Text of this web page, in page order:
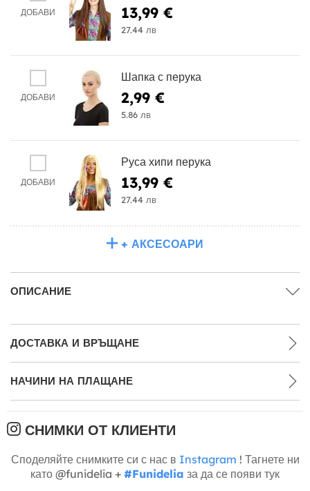
ДОБАВИ 13,99 €
27.44 лв
ДОБАВИ
Шапка с перука
2,99 €
5.86 лв
ДОБАВИ
Руса хипи перука
13,99 €
27.44 лв
+ АКСЕСОАРИ
ОПИСАНИЕ
ДОСТАВКА И ВРЪЩАНЕ
НАЧИНИ НА ПЛАЩАНЕ
СНИМКИ ОТ КЛИЕНТИ
Споделяйте снимките си с нас в Instagram ! Тагнете ни
като @funidelia + #Funidelia за да се появи тук